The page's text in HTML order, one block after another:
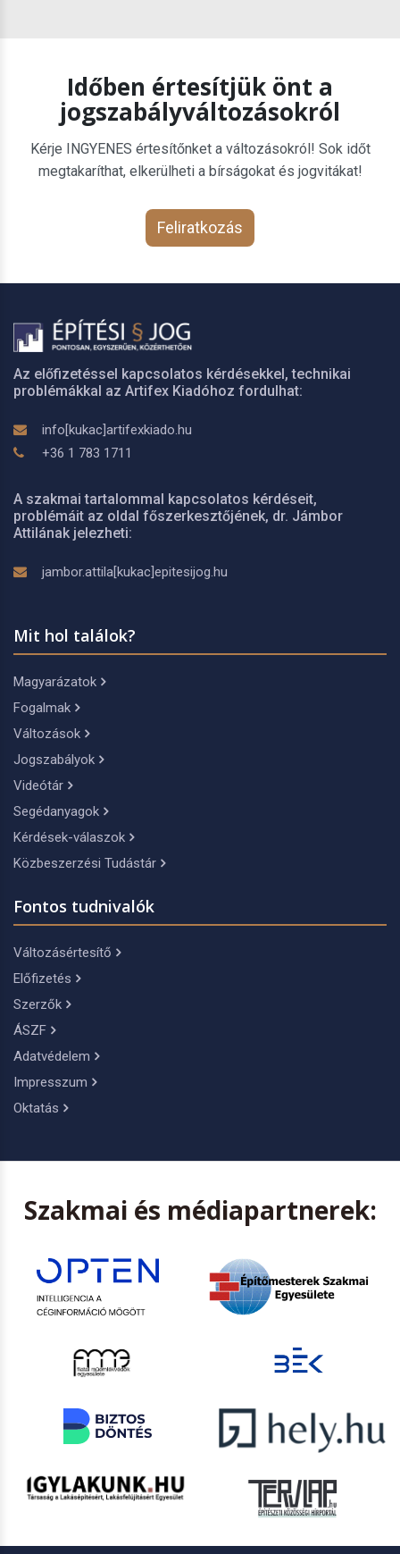
Időben értesítjük önt a
jogszabályváltozásokról
Kérje INGYENES értesítőnket a változásokról! Sok időt
megtakaríthat, elkerülheti a bírságokat és jogvitákat!
Feliratkozás
Az előfizetéssel kapcsolatos kérdésekkel, technikai
problémákkal az Artifex Kiadóhoz fordulhat:
info[kukac]artifexkiado.hu
+36 1 783 1711
A szakmai tartalommal kapcsolatos kérdéseit,
problémáit az oldal főszerkesztőjének, dr. Jámbor
Attilának jelezheti:
jambor.attila[kukac]epitesijog.hu
Mit hol találok?
Magyarázatok
Fogalmak
Változások
Jogszabályok
Videótár
Segédanyagok
Kérdések-válaszok
Közbeszerzési Tudástár
Fontos tudnivalók
Változásértesítő
Előfizetés
Szerzők
ÁSZF
Adatvédelem
Impresszum
Oktatás
Szakmai és médiapartnerek: